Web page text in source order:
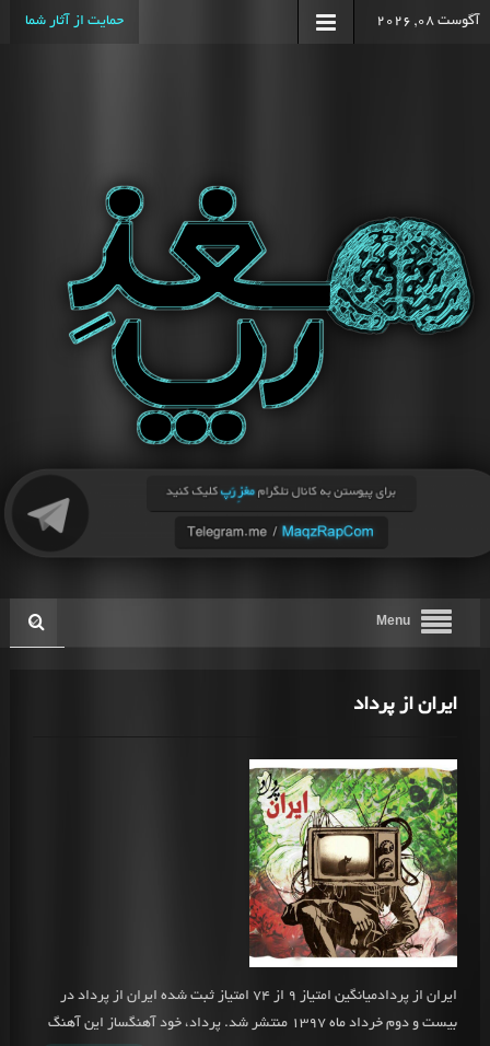
آگوست 08, 2026 حمایت از آثار شما
Menu
ایران از پرداد
ایران از پردادمیانگین امتیاز 9 از 74 امتیاز ثبت شده ایران از پرداد در
بیست و دوم خرداد ماه 1397 منتشر شد. پرداد، خود آهنگساز این آهنگ